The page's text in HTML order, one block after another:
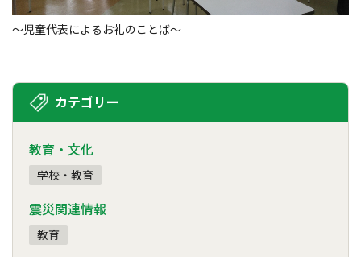
～児童代表によるお礼のことば～
カテゴリー
教育・文化
学校・教育
震災関連情報
教育